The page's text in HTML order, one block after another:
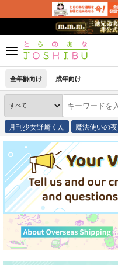
全年齢向け 成年向け
月刊少女野崎くん 魔法使いの夜